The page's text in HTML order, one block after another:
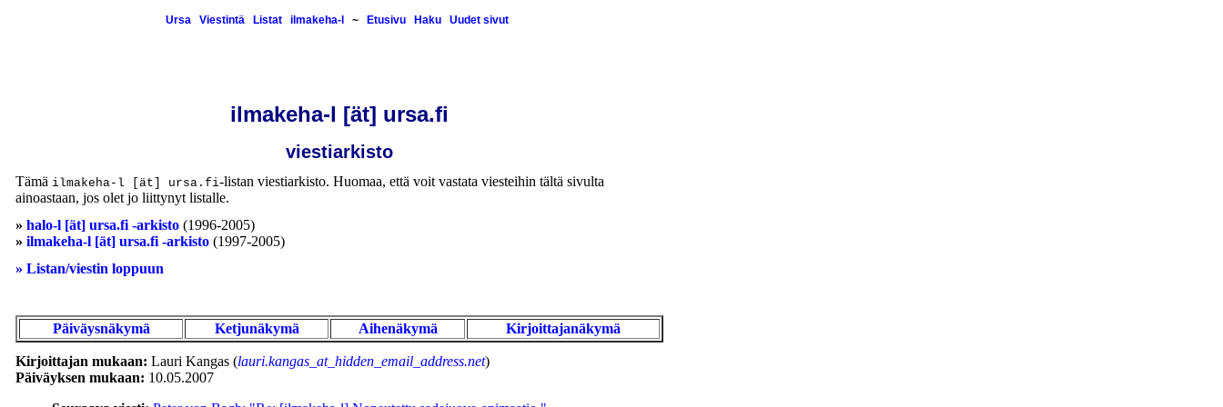
Ursa Viestintä Listat ilmakeha-l ~ Etusivu Haku Uudet sivut
ilmakeha-l [ät] ursa.fi
viestiarkisto
Tämä ilmakeha-l [ät] ursa.fi-listan viestiarkisto. Huomaa, että voit vastata viesteihin tältä sivulta
ainoastaan, jos olet jo liittynyt listalle.
» halo-l [ät] ursa.fi -arkisto (1996-2005)
» ilmakeha-l [ät] ursa.fi -arkisto (1997-2005)
» Listan/viestin loppuun
Päiväysnäkymä Ketjunäkymä Aihenäkymä Kirjoittajanäkymä
Kirjoittajan mukaan: Lauri Kangas (lauri.kangas_at_hidden_email_address.net)
Päiväyksen mukaan: 10.05.2007